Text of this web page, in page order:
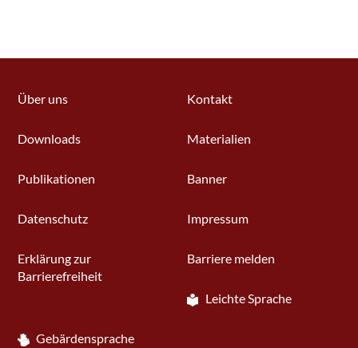
Über uns Kontakt
Downloads Materialien
Publikationen Banner
Datenschutz Impressum
Erklärung zur
Barrierefreiheit
Barriere melden
Leichte Sprache
Gebärdensprache